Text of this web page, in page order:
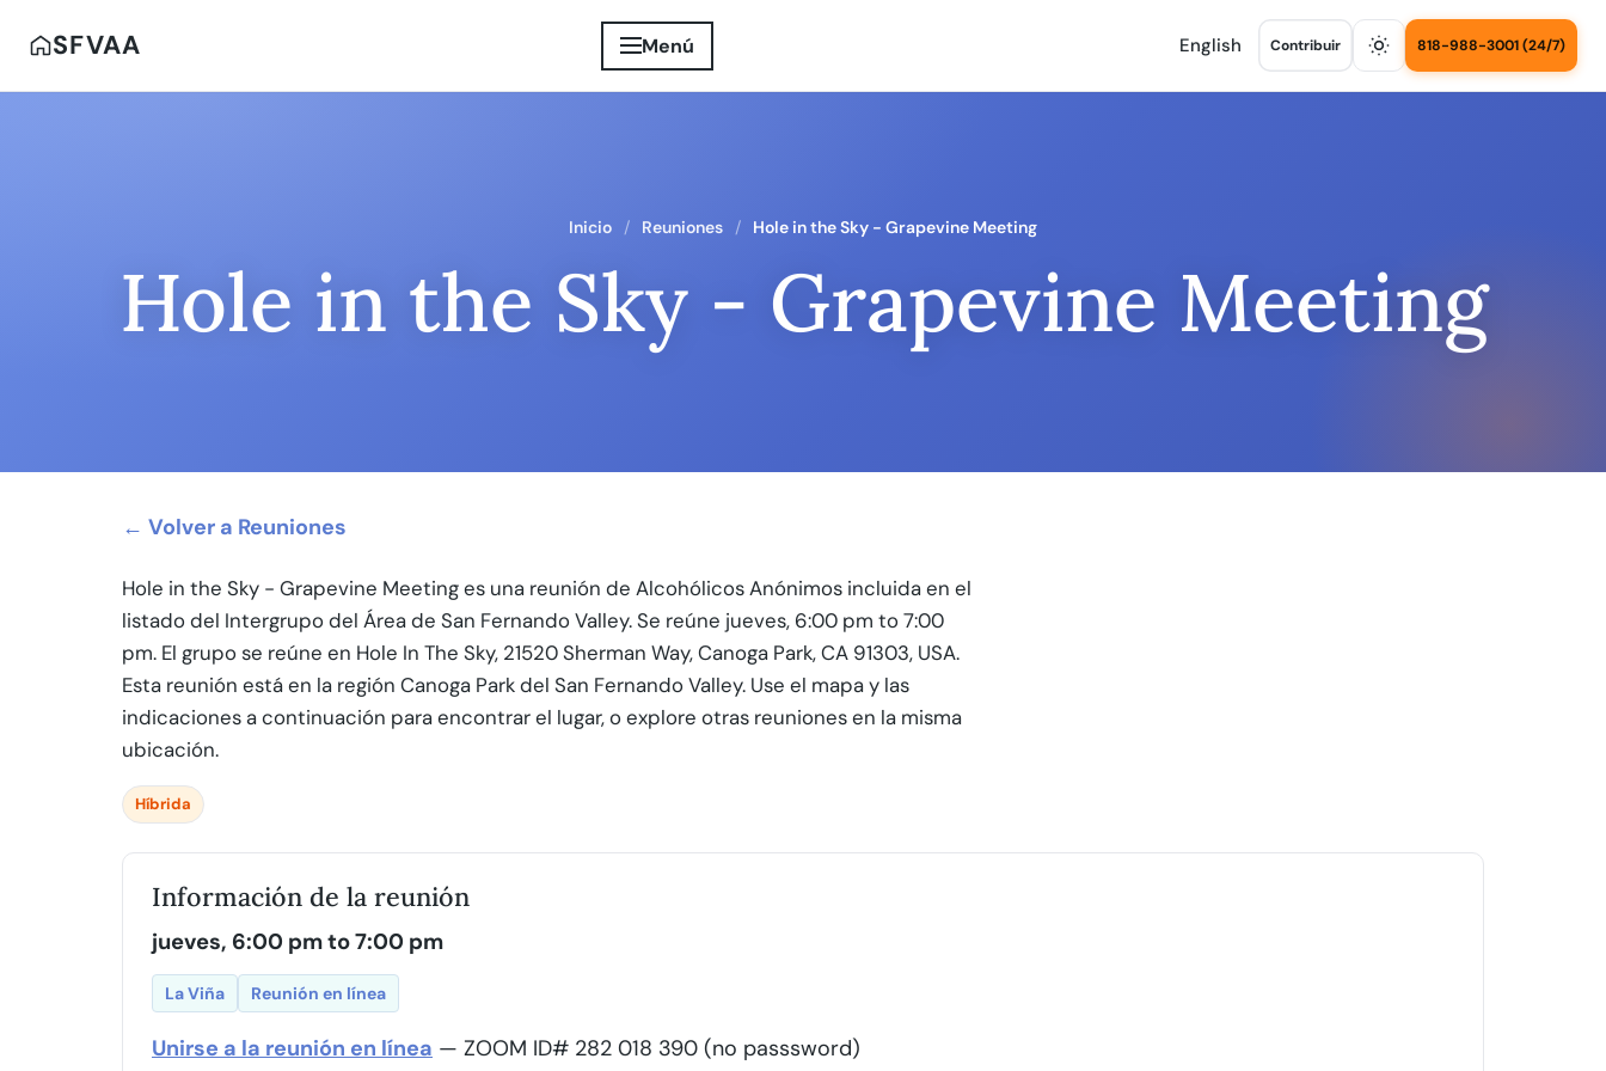
SFVAA Menú English Contribuir 818-988-3001 (24/7)
Inicio Reuniones Hole in the Sky - Grapevine Meeting
Hole in the Sky - Grapevine Meeting
← Volver a Reuniones
Hole in the Sky - Grapevine Meeting es una reunión de Alcohólicos Anónimos incluida en el
listado del Intergrupo del Área de San Fernando Valley. Se reúne jueves, 6:00 pm to 7:00
pm. El grupo se reúne en Hole In The Sky, 21520 Sherman Way, Canoga Park, CA 91303, USA.
Esta reunión está en la región Canoga Park del San Fernando Valley. Use el mapa y las
indicaciones a continuación para encontrar el lugar, o explore otras reuniones en la misma
ubicación.
Híbrida
Información de la reunión
jueves, 6:00 pm to 7:00 pm
La Viña Reunión en línea
Unirse a la reunión en línea — ZOOM ID# 282 018 390 (no passsword)